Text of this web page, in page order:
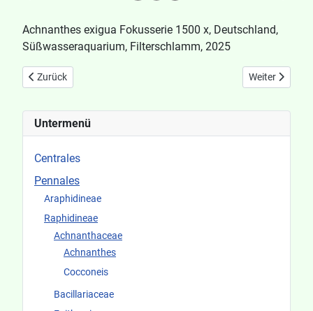
Untermenü
Centrales
Pennales
Araphidineae
Raphidineae
Achnanthaceae
Achnanthes
Cocconeis
Bacillariaceae
Achnanthes exigua Fokusserie 1500 x, Deutschland,
Süßwasseraquarium, Filterschlamm, 2025
Vorheriger Beitrag: Achnanthes delicatula ssp. delicatula
Zurück Nächster
Weiter